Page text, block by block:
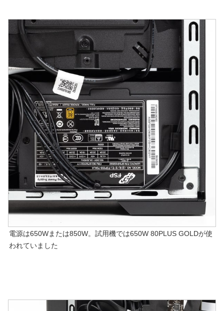
電源は650Wまたは850W。試用機では650W 80PLUS GOLDが使
われていました